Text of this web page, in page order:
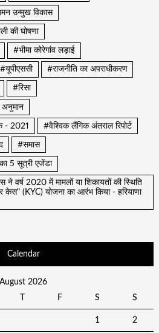
उन्मुख विकास
की घोषणा
#भीमा कोरेगांव लड़ाई
#यूपीएससी #राजनीति का अपराधीकरण
#रिसा
अनुमान
- 2021 #वैश्विक लैंगिक अंतराल रिपोर्ट
#समास
5 सूत्री एजेंडा
ने वर्ष 2020 में मामलों या शिकायतों की स्थिति
केस" (KYC) योजना का आरंभ किया - हरियाणा
Calendar
August 2026
F S S
1 2